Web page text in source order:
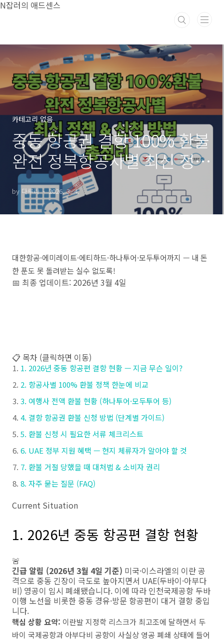
본문 바로가기
N잡러의 애드센스
카테고리 없음
중동 항공권 결항 100% 환불
완전 정복항공사별 최신 정책
& 신청 방법 총정리
by 다루라 2026. 3. 4.
대한항공·에미레이트·에티하드·하나투어·모두투어까지 — 내 돈
한 푼도 못 돌려받는 실수 없도록!
📅 최종 업데이트: 2026년 3월 4일
📋 목차 (클릭하면 이동)
1. 2026년 중동 항공편 결항 현황 — 지금 무슨 일이?
2. 항공사별 100% 환불 정책 한눈에 비교
3. 여행사 전액 환불 현황 (하나투어·모두투어 등)
4. 결항 항공권 환불 신청 방법 (단계별 가이드)
5. 환불 신청 시 필요한 서류 체크리스트
6. UAE 정부 지원 혜택 — 현지 체류자가 알아야 할 것
7. 환불 거절 당했을 때 대처법 & 소비자 권리
8. 자주 묻는 질문 (FAQ)
Current Situation
1. 2026년 중동 항공편 결항 현황
🚨
긴급 알림 (2026년 3월 4일 기준) 미국·이스라엘의 이란 공
격으로 중동 긴장이 극도로 높아지면서 UAE(두바이·아부다
비) 영공이 임시 폐쇄됐습니다. 이에 따라 인천국제공항 두바
이행 노선을 비롯한 중동 경유·방문 항공편이 대거 결항 중입
니다.
핵심 상황 요약: 이란발 지정학 리스크가 최고조에 달하면서 두
바이 국제공항과 아부다비 공항이 사실상 영공 폐쇄 상태에 들어